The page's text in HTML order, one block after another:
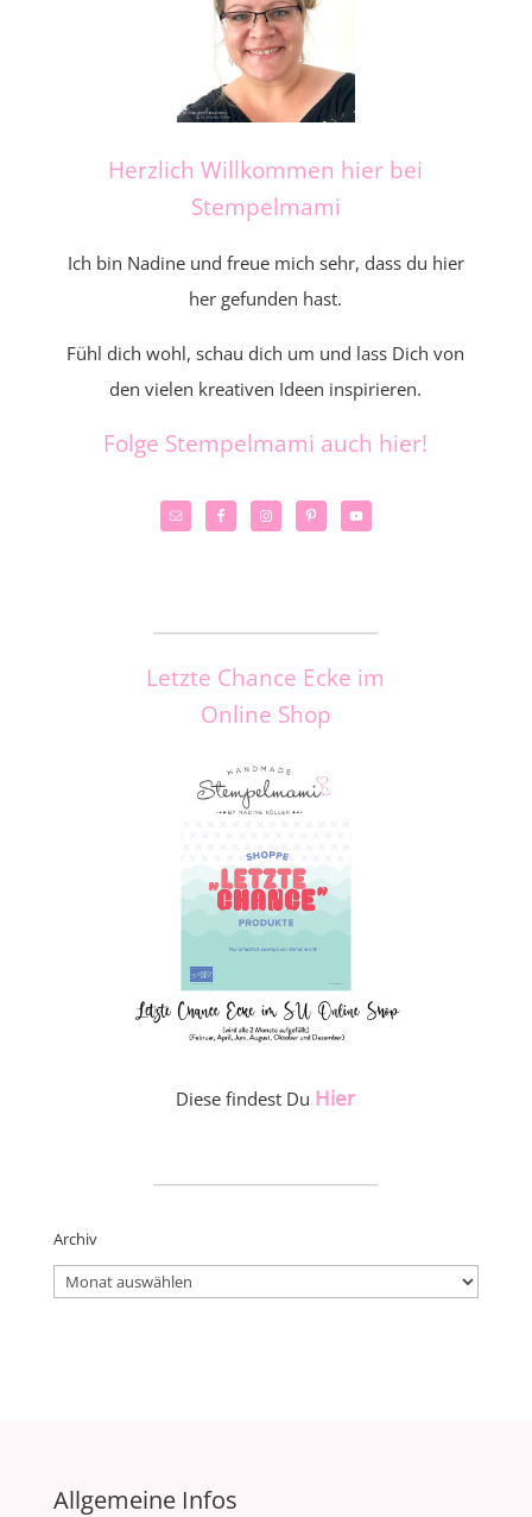
Herzlich Willkommen hier bei
Stempelmami
Ich bin Nadine und freue mich sehr, dass du hier
her gefunden hast.
Fühl dich wohl, schau dich um und lass Dich von
den vielen kreativen Ideen inspirieren.
Folge Stempelmami auch hier!
Letzte Chance Ecke im
Online Shop
Diese findest Du Hier
Archiv
Archiv
Allgemeine Infos